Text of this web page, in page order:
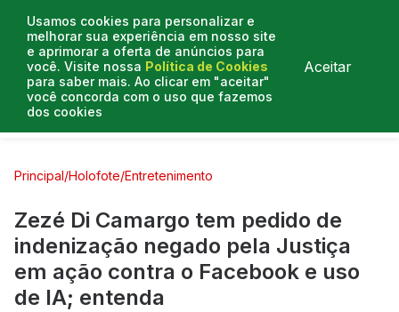
Usamos cookies para personalizar e
melhorar sua experiência em nosso site
e aprimorar a oferta de anúncios para
você. Visite nossa Política de Cookies
para saber mais. Ao clicar em "aceitar"
você concorda com o uso que fazemos
dos cookies
Aceitar
Curtas e Venenosas
Principal/Holofote/Entretenimento
Zezé Di Camargo tem pedido de
indenização negado pela Justiça
em ação contra o Facebook e uso
de IA; entenda